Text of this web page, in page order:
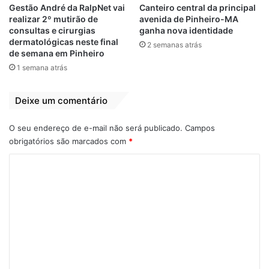
saberei retribuir esse apoio”, ressaltou
Othelino. Trabalho reconhecido Durante o
encontro, várias lideranças municipais
lembraram as melhorias adquiridas com o
Legislativa do Maranhão, como a indicação
recursos para o hospital regional.
Gestão André da RalpNet vai
realizar 2º mutirão de
consultas e cirurgias
dermatológicas neste final
de semana em Pinheiro
1 semana atrás
Canteiro central da principal
avenida de Pinheiro-MA
ganha nova identidade
2 semanas atrás
Deixe um comentário
O seu endereço de e-mail não será publicado. Campos
obrigatórios são marcados com *